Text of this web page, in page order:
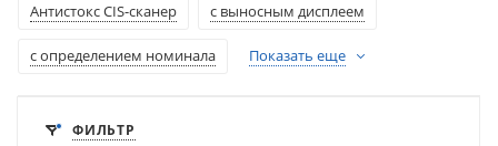
Антистокс CIS-сканер с выносным дисплеем
с определением номинала Показать еще
ФИЛЬТР